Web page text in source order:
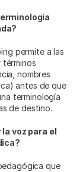
permite a las
términos
nombres
antes de que
terminología
de destino.
voz para el
que